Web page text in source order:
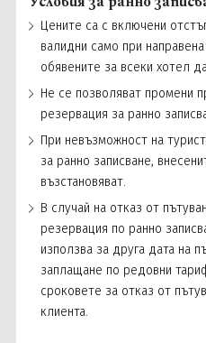
Цените са с включени
валидни само при
обявените за всеки хотел
Не се позволяват промени
резервация за ранно
При невъзможност на
за ранно записване,
възстановяват.
В случай на отказ от
резервация по ранно
използва за друга дата на
заплащане по редовни
сроковете за отказ от
клиента.